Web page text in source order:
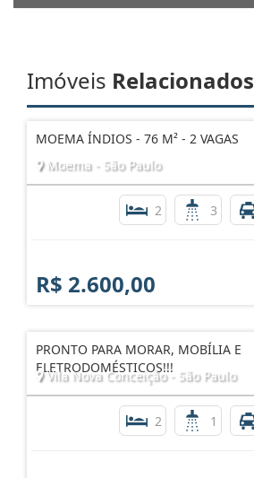
Imóveis Relacionados
MOEMA ÍNDIOS - 76 M² - 2 VAGAS
Moema - São Paulo
2 3
R$ 2.600,00
PRONTO PARA MORAR, MOBÍLIA E
ELETRODOMÉSTICOS!!!
Vila Nova Conceição - São Paulo
2 1